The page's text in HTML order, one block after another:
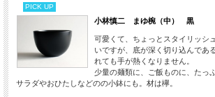
PICK UP
小林慎二 まゆ椀（中） 黒
可愛くて、ちょっとスタイリッシ
いですが、底が深く切り込んであ
れても手が熱くなりません。
少量の麺類に、ご飯ものに、たっ
サラダやおひたしなどのの小鉢にも。材は欅。